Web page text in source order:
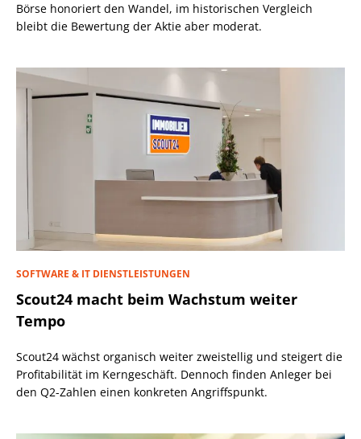
Börse honoriert den Wandel, im historischen Vergleich
bleibt die Bewertung der Aktie aber moderat.
SOFTWARE & IT DIENSTLEISTUNGEN
Scout24 macht beim Wachstum weiter
Tempo
Scout24 wächst organisch weiter zweistellig und steigert die
Profitabilität im Kerngeschäft. Dennoch finden Anleger bei
den Q2-Zahlen einen konkreten Angriffspunkt.